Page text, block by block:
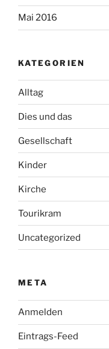
Mai 2016
KATEGORIEN
Alltag
Dies und das
Gesellschaft
Kinder
Kirche
Tourikram
Uncategorized
META
Anmelden
Eintrags-Feed